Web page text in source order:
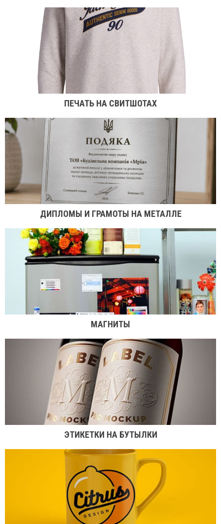
ПЕЧАТЬ НА СВИТШОТАХ
ДИПЛОМЫ И ГРАМОТЫ НА МЕТАЛЛЕ
МАГНИТЫ
ЭТИКЕТКИ НА БУТЫЛКИ